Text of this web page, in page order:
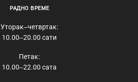
РАДНО ВРЕМЕ
Уторак‒четвртак:
10.00‒20.00 сати
Петак:
10.00‒22.00 сата